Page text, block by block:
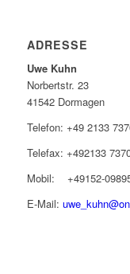
ADRESSE
Uwe Kuhn
Norbertstr. 23
41542 Dormagen
Telefon: +49 2133
Telefax: +492133
Mobil: +49152-
E-Mail: